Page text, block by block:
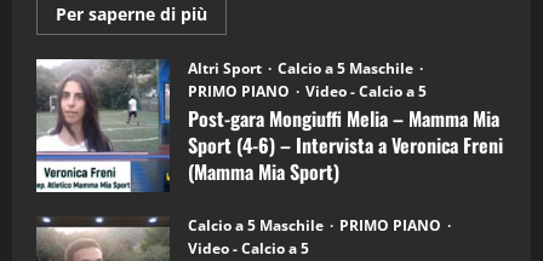
Per saperne di più
informazioni
Post-
gara
Mongiuffi
Melia
–
Mamma
Mia
Sport
6)
–
Intervista
Altri Sport
Calcio a 5 Maschile
PRIMO PIANO
Video - Calcio a 5
Post-gara Mongiuffi Melia – Mamma Mia
Sport (4-6) – Intervista a Veronica Freni
(Mamma Mia Sport)
Calcio a 5 Maschile
PRIMO PIANO
Video - Calcio a 5
3
"SportEmpire" in Podcast
“SportEmpire” in Podcast: 28^ Puntata
(Martedi 21 Aprile 2026)
21/04/2026
“SportEmpire” in Podcast: 27^ Puntata
(Martedi 14 Aprile 2026)